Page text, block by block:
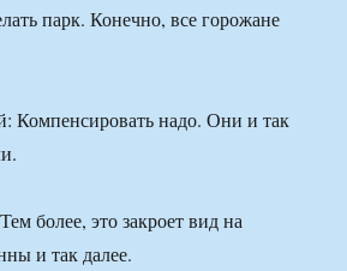
парк. Конечно, все горожане
Компенсировать надо. Они и так
более, это закроет вид на
и так далее.